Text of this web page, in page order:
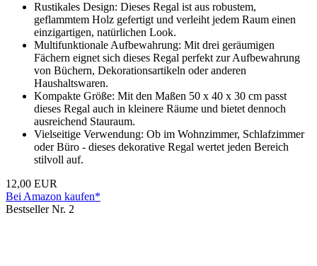
Rustikales Design: Dieses Regal ist aus robustem,
geflammtem Holz gefertigt und verleiht jedem Raum einen
einzigartigen, natürlichen Look.
Multifunktionale Aufbewahrung: Mit drei geräumigen
Fächern eignet sich dieses Regal perfekt zur Aufbewahrung
von Büchern, Dekorationsartikeln oder anderen
Haushaltswaren.
Kompakte Größe: Mit den Maßen 50 x 40 x 30 cm passt
dieses Regal auch in kleinere Räume und bietet dennoch
ausreichend Stauraum.
Vielseitige Verwendung: Ob im Wohnzimmer, Schlafzimmer
oder Büro - dieses dekorative Regal wertet jeden Bereich
stilvoll auf.
12,00 EUR
Bei Amazon kaufen*
Bestseller Nr. 2